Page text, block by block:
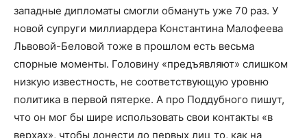
западные дипломаты смогли обмануть уже 70 раз. У
новой супруги миллиардера Константина Малофеева
Львовой-Беловой тоже в прошлом есть весьма
спорные моменты. Головину «предъявляют» слишком
низкую известность, не соответствующую уровню
политика в первой пятерке. А про Поддубного пишут,
что он мог бы шире использовать свои контакты «в
верхах», чтобы донести до первых лиц то, как на